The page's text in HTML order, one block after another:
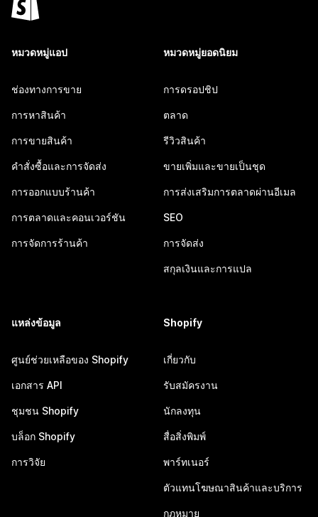
หมวดหมู่แอป
ช่องทางการขาย
การหาสินค้า
การขายสินค้า
คำสั่งซื้อและการจัดส่ง
การออกแบบร้านค้า
การตลาดและคอนเวอร์ชัน
การจัดการร้านค้า
หมวดหมู่ยอดนิยม
การดรอปชิป
ตลาด
รีวิวสินค้า
ขายเพิ่มและขายเป็นชุด
การส่งเสริมการตลาดผ่านอีเมล
SEO
การจัดส่ง
สกุลเงินและการแปล
แหล่งข้อมูล
ศูนย์ช่วยเหลือของ Shopify
เอกสาร API
ชุมชน Shopify
บล็อก Shopify
การวิจัย
Shopify
เกี่ยวกับ
รับสมัครงาน
นักลงทุน
สื่อสิ่งพิมพ์
พาร์ทเนอร์
ตัวแทนโฆษณาสินค้าและบริการ
กฎหมาย